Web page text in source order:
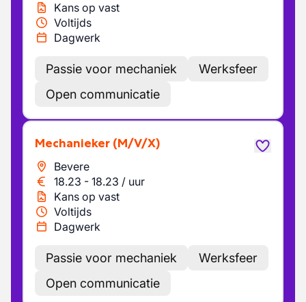
Kans op vast
Voltijds
Dagwerk
Passie voor mechaniek
Werksfeer
Open communicatie
Mechanieker (M/V/X)
Bevere
18.23 - 18.23 / uur
Kans op vast
Voltijds
Dagwerk
Passie voor mechaniek
Werksfeer
Open communicatie